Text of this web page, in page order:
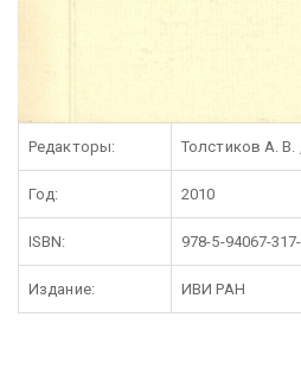
Редакторы: Толстиков А. В.
Год: 2010
ISBN: 978-5-94067-
Издание: ИВИ РАН